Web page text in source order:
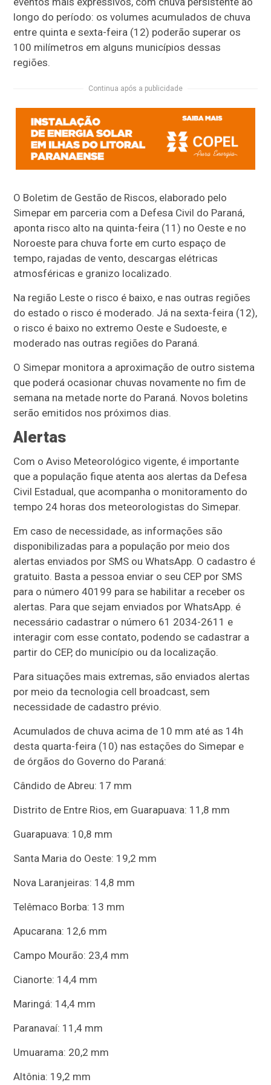
longo do período: os volumes acumulados de chuva
entre quinta e sexta-feira (12) poderão superar os
100 milímetros em alguns municípios dessas
regiões.
Continua após a publicidade
O Boletim de Gestão de Riscos, elaborado pelo
Simepar em parceria com a Defesa Civil do Paraná,
aponta risco alto na quinta-feira (11) no Oeste e no
Noroeste para chuva forte em curto espaço de
tempo, rajadas de vento, descargas elétricas
atmosféricas e granizo localizado.
Na região Leste o risco é baixo, e nas outras regiões
do estado o risco é moderado. Já na sexta-feira (12),
o risco é baixo no extremo Oeste e Sudoeste, e
moderado nas outras regiões do Paraná.
O Simepar monitora a aproximação de outro sistema
que poderá ocasionar chuvas novamente no fim de
semana na metade norte do Paraná. Novos boletins
serão emitidos nos próximos dias.
Alertas
Com o Aviso Meteorológico vigente, é importante
que a população fique atenta aos alertas da Defesa
Civil Estadual, que acompanha o monitoramento do
tempo 24 horas dos meteorologistas do Simepar.
Em caso de necessidade, as informações são
disponibilizadas para a população por meio dos
alertas enviados por SMS ou WhatsApp. O cadastro é
gratuito. Basta a pessoa enviar o seu CEP por SMS
para o número 40199 para se habilitar a receber os
alertas. Para que sejam enviados por WhatsApp. é
necessário cadastrar o número 61 2034-2611 e
interagir com esse contato, podendo se cadastrar a
partir do CEP, do município ou da localização.
Para situações mais extremas, são enviados alertas
por meio da tecnologia cell broadcast, sem
necessidade de cadastro prévio.
Acumulados de chuva acima de 10 mm até as 14h
desta quarta-feira (10) nas estações do Simepar e
de órgãos do Governo do Paraná:
Cândido de Abreu: 17 mm
Distrito de Entre Rios, em Guarapuava: 11,8 mm
Guarapuava: 10,8 mm
Santa Maria do Oeste: 19,2 mm
Nova Laranjeiras: 14,8 mm
Telêmaco Borba: 13 mm
Apucarana: 12,6 mm
Campo Mourão: 23,4 mm
Cianorte: 14,4 mm
Maringá: 14,4 mm
Paranavaí: 11,4 mm
Umuarama: 20,2 mm
Altônia: 19,2 mm